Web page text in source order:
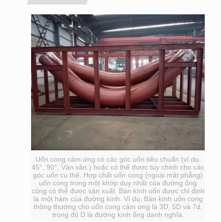
Uốn cong cảm ứng có các góc uốn tiêu chuẩn (ví dụ.
45°, 90°, Vân vân.) hoặc có thể được tùy chỉnh cho các
góc uốn cụ thể. Hợp chất uốn cong (ngoài mặt phẳng)
uốn cong trong một khớp duy nhất của đường ống
cũng có thể được sản xuất. Bán kính uốn được chỉ định
là một hàm của đường kính. Ví dụ, Bán kính uốn cong
thông thường cho uốn cong cảm ứng là 3D, 5D và 7d,
trong đó D là đường kính ống danh nghĩa.